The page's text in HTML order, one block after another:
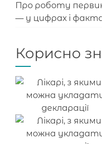
Про роботу
— у цифрах і
Корисно